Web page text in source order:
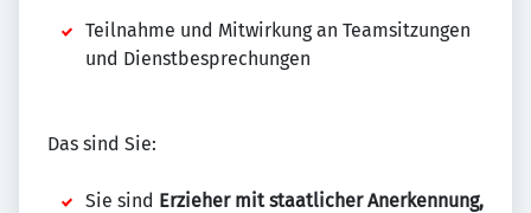
Teilnahme und Mitwirkung an Teamsitzungen
und Dienstbesprechungen
Das sind Sie:
Sie sind Erzieher mit staatlicher Anerkennung,